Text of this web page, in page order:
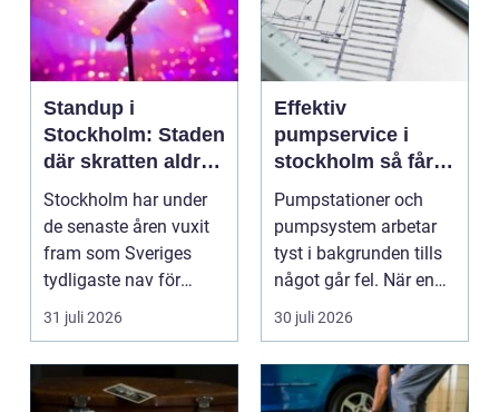
Standup i
Stockholm: Staden
där skratten aldrig
tar paus
Stockholm har under
de senaste åren vuxit
fram som Sveriges
tydligaste nav för
livehumor....
31 juli 2026
Effektiv
pumpservice i
stockholm så får
du driftsäkra
anläggningar året
runt
Pumpstationer och
pumpsystem arbetar
tyst i bakgrunden tills
något går fel. När en
pump stannar hand...
30 juli 2026